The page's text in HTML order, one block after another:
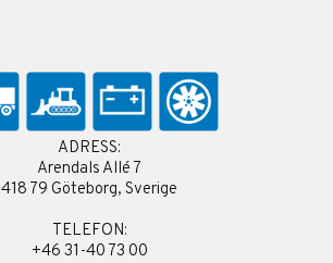
ADRESS:
Arendals Allé 7
418 79 Göteborg, Sverige
TELEFON:
+46 31-40 73 00